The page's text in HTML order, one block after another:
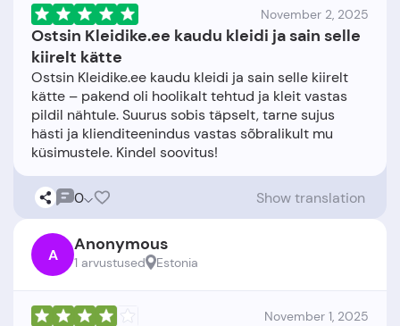
November 2, 2025
Ostsin Kleidike.ee kaudu kleidi ja sain selle
kiirelt kätte
Ostsin Kleidike.ee kaudu kleidi ja sain selle kiirelt
kätte – pakend oli hoolikalt tehtud ja kleit vastas
pildil nähtule. Suurus sobis täpselt, tarne sujus
hästi ja klienditeenindus vastas sõbralikult mu
0 Show translation
A Anonymous
1 arvustused Estonia
November 1, 2025